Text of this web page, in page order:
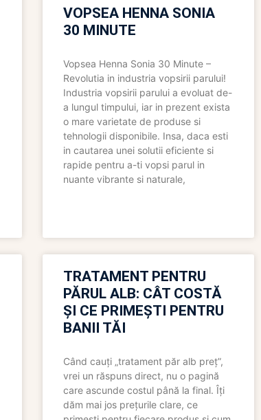
VOPSEA HENNA SONIA
30 MINUTE
Vopsea Henna Sonia 30 Minute –
Revolutia in industria vopsirii parului!
Industria vopsirii parului a evoluat de-
a lungul timpului, iar in prezent exista
o mare varietate de produse si
tehnologii disponibile. Insa, daca esti
in cautarea unei solutii eficiente si
rapide pentru a-ti vopsi parul in
nuante vibrante si naturale,
TRATAMENT PENTRU
PĂRUL ALB: CÂT COSTĂ
ȘI CE PRIMEȘTI PENTRU
BANII TĂI
Când cauți „tratament păr alb preț”,
vrei un răspuns direct, nu o pagină
care ascunde costul până la final. Îți
dăm mai jos prețurile clare, ce